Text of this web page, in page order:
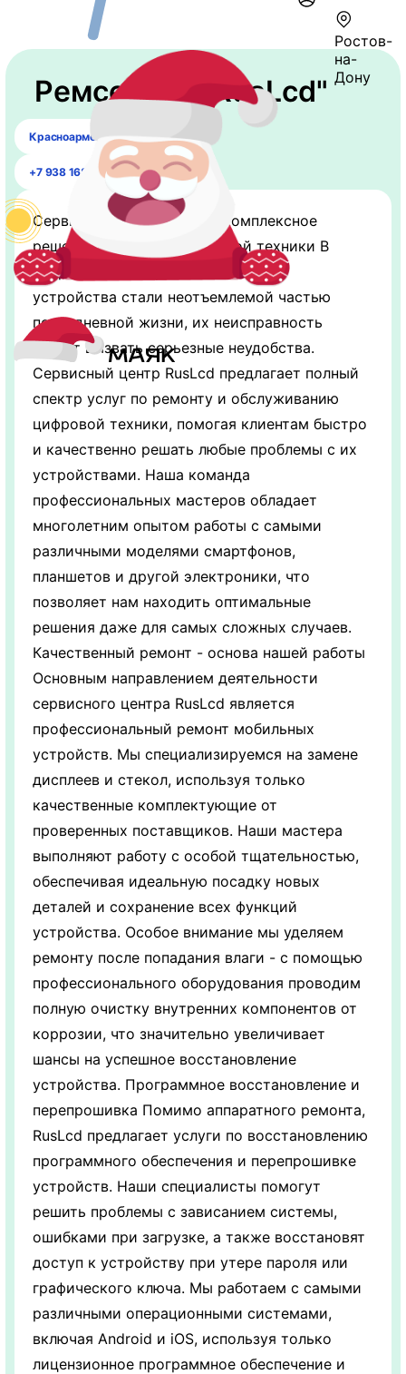
Ростов-
на-
Дону
Ремсервис "RusLcd"
Красноармейская ул., 278
+7 938 168-85-38
Сервисный центр RusLcd: комплексное
решение для вашей цифровой техники В
современном мире, где мобильные
устройства стали неотъемлемой частью
повседневной жизни, их неисправность
может вызвать серьезные неудобства.
Сервисный центр RusLcd предлагает полный
спектр услуг по ремонту и обслуживанию
цифровой техники, помогая клиентам быстро
и качественно решать любые проблемы с их
устройствами. Наша команда
профессиональных мастеров обладает
многолетним опытом работы с самыми
различными моделями смартфонов,
планшетов и другой электроники, что
позволяет нам находить оптимальные
решения даже для самых сложных случаев.
Качественный ремонт - основа нашей работы
Основным направлением деятельности
сервисного центра RusLcd является
профессиональный ремонт мобильных
устройств. Мы специализируемся на замене
дисплеев и стекол, используя только
качественные комплектующие от
проверенных поставщиков. Наши мастера
выполняют работу с особой тщательностью,
обеспечивая идеальную посадку новых
деталей и сохранение всех функций
устройства. Особое внимание мы уделяем
ремонту после попадания влаги - с помощью
профессионального оборудования проводим
полную очистку внутренних компонентов от
коррозии, что значительно увеличивает
шансы на успешное восстановление
устройства. Программное восстановление и
перепрошивка Помимо аппаратного ремонта,
RusLcd предлагает услуги по восстановлению
программного обеспечения и перепрошивке
устройств. Наши специалисты помогут
решить проблемы с зависанием системы,
ошибками при загрузке, а также восстановят
доступ к устройству при утере пароля или
графического ключа. Мы работаем с самыми
различными операционными системами,
включая Android и iOS, используя только
лицензионное программное обеспечение и